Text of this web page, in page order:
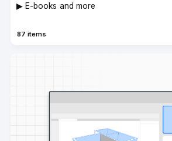
▶︎ E-books and more
87 items